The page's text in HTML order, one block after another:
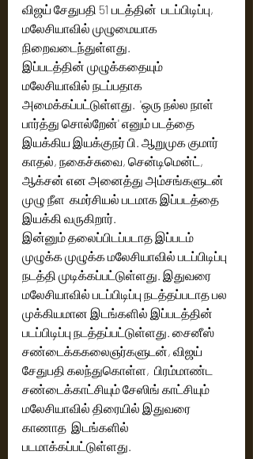
விஜய் சேதுபதி 51 படத்தின்  படப்பிடிப்பு,
மலேசியாவில் முழுமையாக
நிறைவடைந்துள்ளது.
இப்படத்தின் முழுக்கதையும்
மலேசியாவில் நடப்பதாக
அமைக்கப்பட்டுள்ளது.  'ஒரு நல்ல நாள்
பார்த்து சொல்றேன்' எனும் படத்தை
இயக்கிய இயக்குநர் பி. ஆறுமுக குமார்
காதல், நகைச்சுவை, சென்டிமென்ட்,
ஆக்சன் என அனைத்து அம்சங்களுடன்
முழு நீள  கமர்சியல் படமாக இப்படத்தை
இயக்கி வருகிறார்.
இன்னும் தலைப்பிடப்படாத இப்படம்
முழுக்க முழுக்க மலேசியாவில் படப்பிடிப்பு
நடத்தி முடிக்கப்பட்டுள்ளது. இதுவரை
மலேசியாவில் படப்பிடிப்பு நடத்தப்படாத பல
முக்கியமான இடங்களில் இப்படத்தின்
படப்பிடிப்பு நடத்தப்பட்டுள்ளது. சைனீஸ்
சண்டைக்ககலைஞர்களுடன், விஜய்
சேதுபதி கலந்துகொள்ள,  பிரம்மாண்ட
சண்டைக்காட்சியும் சேஸிங் காட்சியும்
மலேசியாவில் திரையில் இதுவரை
காணாத  இடங்களில்
படமாக்கப்பட்டுள்ளது.